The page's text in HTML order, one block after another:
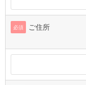
必須 ご住所